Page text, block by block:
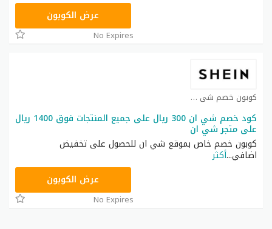
عرض الكوبون
No Expires
كوبون خصم شي ان كوبون
كود خصم شي ان 300 ريال على جميع المنتجات فوق 1400 ريال
على متجر شي ان
كوبون خصم خاص بموقع شي ان للحصول على تخفيض
اضافي...أكثر
عرض الكوبون
No Expires